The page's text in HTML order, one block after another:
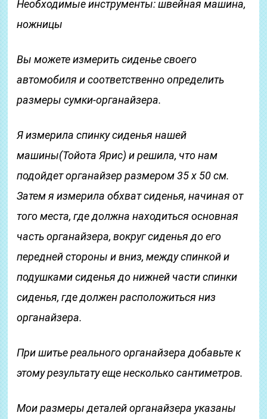
Необходимые инструменты: швейная машина,
ножницы
Вы можете измерить сиденье своего
автомобиля и соответственно определить
размеры сумки-органайзера.
Я измерила спинку сиденья нашей
машины(Тойота Ярис) и решила, что нам
подойдет органайзер размером 35 х 50 см.
Затем я измерила обхват сиденья, начиная от
того места, где должна находиться основная
часть органайзера, вокруг сиденья до его
передней стороны и вниз, между спинкой и
подушками сиденья до нижней части спинки
сиденья, где должен расположиться низ
органайзера.
При шитье реального органайзера добавьте к
этому результату еще несколько сантиметров.
Мои размеры деталей органайзера указаны